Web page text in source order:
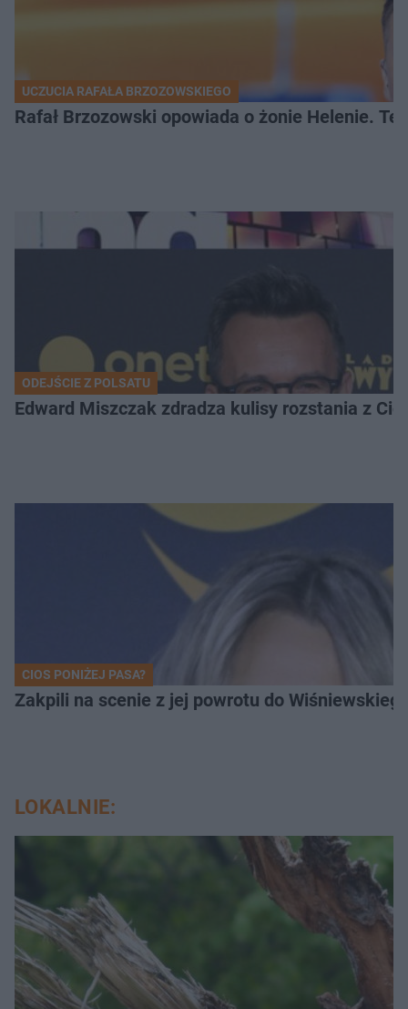
UCZUCIA RAFAŁA BRZOZOWSKIEGO
Rafał Brzozowski opowiada o żonie Helenie. Te
ODEJŚCIE Z POLSATU
Edward Miszczak zdradza kulisy rozstania z
CIOS PONIŻEJ PASA?
Zakpili na scenie z jej powrotu do
LOKALNIE: